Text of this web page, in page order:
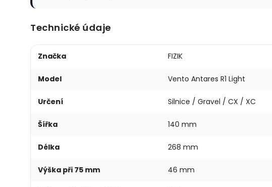
Technické údaje
Značka FIZIK
Model Vento Antares R1 Light
Určení Silnice / Gravel / CX / XC
Šířka 140 mm
Délka 268 mm
Výška při 75 mm 46 mm